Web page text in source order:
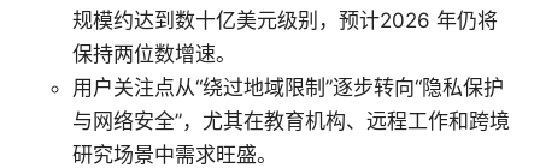
规模约达到数十亿美元级别，预计2026 年仍将
保持两位数增速。
用户关注点从“绕过地域限制”逐步转向“隐私保护
与网络安全”，尤其在教育机构、远程工作和跨境
研究场景中需求旺盛。